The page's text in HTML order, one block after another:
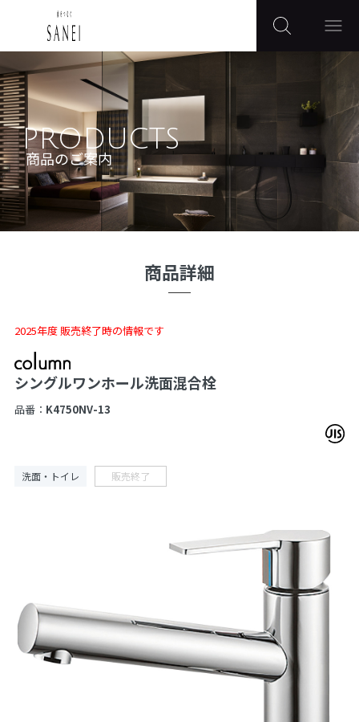
PRODUCTS
商品のご案内
商品詳細
2025年度 販売終了時の情報です
シングルワンホール洗面混合栓
品番： K4750NV-13
洗面・トイレ 販売終了